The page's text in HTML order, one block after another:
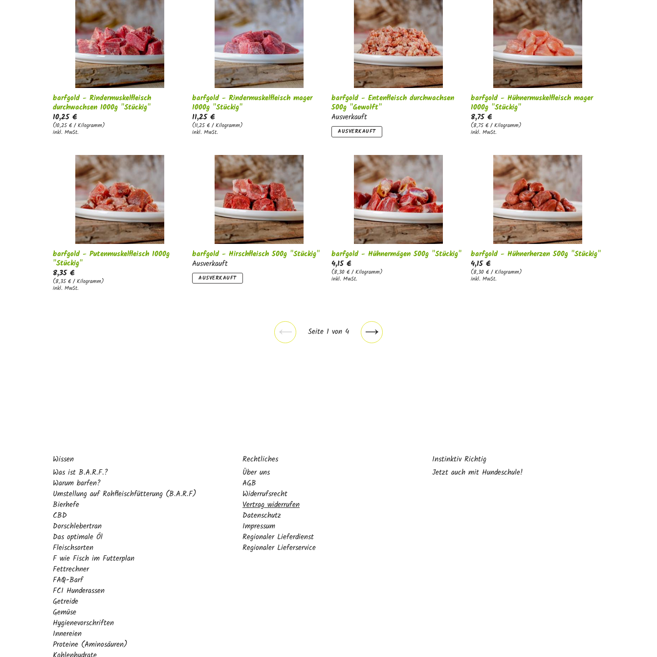
n
g
:
barfgold - Rindermuskelfleisch
durchwachsen 1000g "Stückig"
10,25 €
(10,25 € / Kilogramm)
inkl. MwSt.
barfgold - Rindermuskelfleisch mager
1000g "Stückig"
11,25 €
(11,25 € / Kilogramm)
inkl. MwSt.
barfgold - Entenfleisch durchwachsen
500g "Gewolft"
Ausverkauft
AUSVERKAUFT
barfgold - Hühnermuskelfleisch mager
1000g "Stückig"
8,75 €
(8,75 € / Kilogramm)
inkl. MwSt.
barfgold - Putenmuskelfleisch 1000g
"Stückig"
8,35 €
(8,35 € / Kilogramm)
inkl. MwSt.
barfgold - Hirschfleisch 500g "Stückig"
Ausverkauft
AUSVERKAUFT
barfgold - Hühnermägen 500g "Stückig"
4,15 €
(8,30 € / Kilogramm)
inkl. MwSt.
barfgold - Hühnerherzen 500g "Stückig"
4,15 €
(8,30 € / Kilogramm)
inkl. MwSt.
VorherigeSeite 1 von 4
Nächste
Wissen
Was ist B.A.R.F.?
Warum barfen?
Umstellung auf Rohfleischfütterung (B.A.R.F)
Bierhefe
CBD
Dorschlebertran
Das optimale Öl
Fleischsorten
F wie Fisch im Futterplan
Fettrechner
FAQ-Barf
FCI Hunderassen
Getreide
Gemüse
Hygienevorschriften
Innereien
Proteine (Aminosäuren)
Rechtliches
Über uns
AGB
Widerrufsrecht
Vertrag widerrufen
Datenschutz
Impressum
Regionaler Lieferdienst
Regionaler Lieferservice
Instinktiv Richtig
Jetzt auch mit Hundeschule!